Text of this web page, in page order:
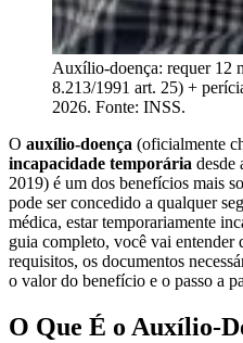
Auxílio-doença: requer 12
8.213/1991 art. 25) +
2026. Fonte: INSS.
O auxílio-doença (oficialmente
incapacidade temporária desde
2019) é um dos benefícios mais
pode ser concedido a qualquer
médica, estar temporariamente
guia completo, você vai entender
requisitos, os documentos
o valor do benefício e o passo a
O Que É o Auxílio-